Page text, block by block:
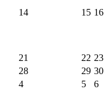
14 15 16
21 22 23
28 29 30
4 5 6